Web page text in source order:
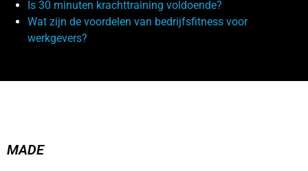
Is 30 minuten krachttraining voldoende?
Wat zijn de voordelen van bedrijfsfitness voor
werkgevers?
MADE